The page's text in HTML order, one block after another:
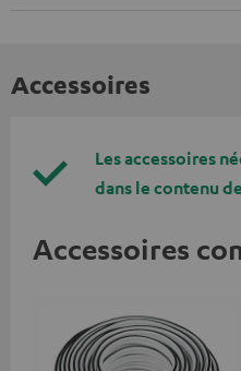
Accessoires
Les accessoires
dans le contenu
Accessoires